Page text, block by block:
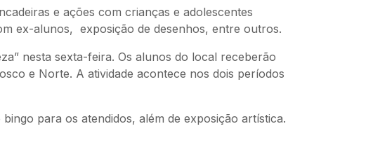
e ações com crianças e adolescentes
ex-alunos, exposição de desenhos, entre outros.
nesta sexta-feira. Os alunos do local receberão
e Norte. A atividade acontece nos dois períodos
para os atendidos, além de exposição artística.